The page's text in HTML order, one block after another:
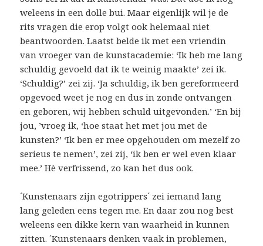
weleens in een dolle bui. Maar eigenlijk wil je de
rits vragen die erop volgt ook helemaal niet
beantwoorden. Laatst belde ik met een vriendin
van vroeger van de kunstacademie: ‘Ik heb me lang
schuldig gevoeld dat ik te weinig maakte’ zei ik.
‘Schuldig?’ zei zij. ‘Ja schuldig, ik ben gereformeerd
opgevoed weet je nog en dus in zonde ontvangen
en geboren, wij hebben schuld uitgevonden.’ ‘En bij
jou, ’vroeg ik, ‘hoe staat het met jou met de
kunsten?’ ‘Ik ben er mee opgehouden om mezelf zo
serieus te nemen’, zei zij, ‘ik ben er wel even klaar
mee.’ Hè verfrissend, zo kan het dus ook.
´Kunstenaars zijn egotrippers´ zei iemand lang
lang geleden eens tegen me. En daar zou nog best
weleens een dikke kern van waarheid in kunnen
zitten. ´Kunstenaars denken vaak in problemen,